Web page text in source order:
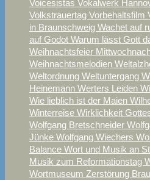
Voicesistas Vokalwerk
Volkstrauertag Vorbehaltsfilm
in Braunschweig Wachet auf
auf Godot Warum lässt Gott
Weihnachtsfeier
Weihnachtsmelodien
Weltordnung Weltuntergang
Heinemann Werters Leiden
Wie lieblich ist der Maien
Winterreise Wirklichkeit
Wolfgang Bretschneider
Jünke Wolfgang Wiechers
Balance Wort und Musik an
Musik zum Reformationstag
Wortmuseum Zerstörung